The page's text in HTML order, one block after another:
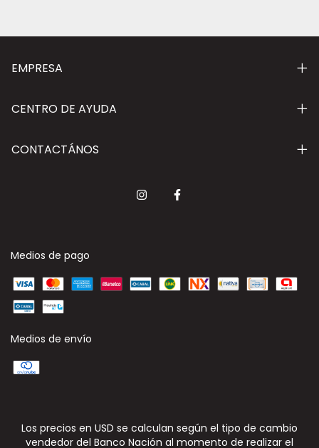
EMPRESA
CENTRO DE AYUDA
CONTACTÁNOS
Medios de pago
Medios de envío
Los precios en USD se calculan según el tipo de cambio
vendedor del Banco Nación al momento de realizar el